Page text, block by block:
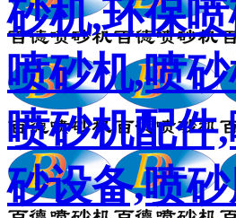
砂机,环保
喷砂机,喷
喷砂机配件
砂设备,喷